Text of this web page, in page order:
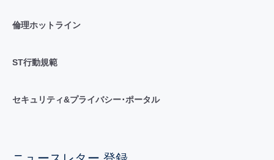
倫理ホットライン
ST行動規範
セキュリティ&プライバシー･ポータル